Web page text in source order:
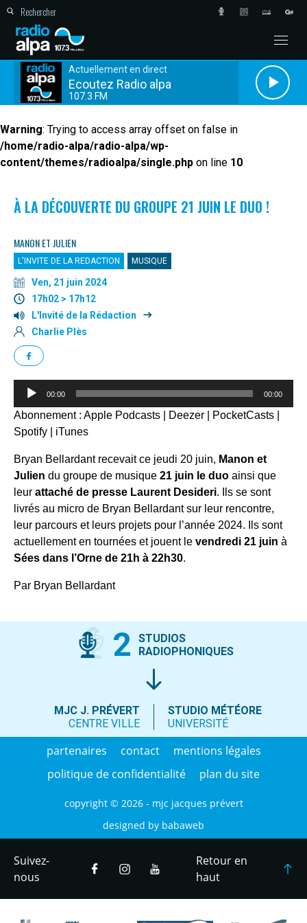
Actuellement en direct
Ecoutez Radio alpa
107.3 FM
Warning: Trying to access array offset on false in
/home/radio-alpa/radio-alpa/wp-
content/themes/radioalpa/single.php on line 10
À LA DÉCOUVERTE DU GROUPE 21 JUIN LE DUO !
MANON ET JULIEN
L'INVITE DE LA REDACTION MUSIQUE
Ven, 21 juin 2024
17h02 > 17h12
L'Invité de la Rédaction
Charlie Plès
Lecteur
00:00 00:00
Abonnement : Apple Podcasts Deezer PocketCasts
Spotify
iTunes
Bryan Bellardant recevait ce jeudi 20 juin, Manon et
Julien du groupe de musique 21 juin le duo ainsi que
leur attaché de presse Laurent Desideri. Ils se sont
livrés au micro de Bryan Bellardant sur leur rencontre,
leur parcours et leurs projets pour l’année 2024. Ils sont
actuellement en tournées et jouent le vendredi 21 juin à
Sées dans l’Orne de 21h à 22h30.
Par Bryan Bellardant
2
STUDIOS
RADIOPHONIQUES
MJC J. PRÉVERT
CENTRE VILLE
STUDIO MÉTÉORE
UNIVERSITÉ
partenaires contact
mentions légales
politique de confidentialité
plan du site
copyright © 2026 - mjc jacques prévert
designed by babaweb
Suivez-
nous
Retour en
haut